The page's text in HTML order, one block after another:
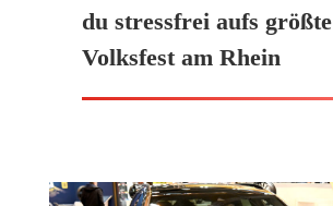
du stressfrei aufs größte
Volksfest am Rhein